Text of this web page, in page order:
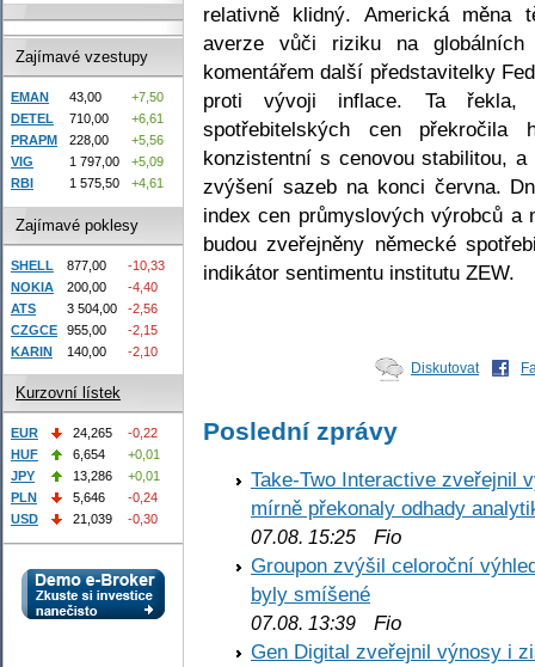
relativně klidný. Americká měna
averze vůči riziku na
komentářem další představitelky
proti vývoji inflace. Ta řekla,
spotřebitelských cen
konzistentní s cenovou stabilitou,
zvýšení sazeb na konci června.
index cen průmyslových výrobců a
budou zveřejněny německé
indikátor sentimentu institutu ZEW.
Diskutovat
Poslední zprávy
Take-Two Interactive zveřejnil
mírně překonaly odhady
07.08. 15:25 Fio
Groupon zvýšil celoroční
byly smíšené
07.08. 13:39 Fio
Gen Digital zveřejnil výnosy i
Zajímavé vzestupy
EMAN 43,00
+7,50
DETEL
710,00
+6,61
PRAPM
228,00
+5,56
VIG
1 797,00
+5,09
RBI
1 575,50 +4,61
Zajímavé poklesy
SHELL 877,00
-10,33
NOKIA
200,00
-4,40
ATS
3 504,00
-2,56
CZGCE
955,00
-2,15
KARIN
140,00 -2,10
Kurzovní lístek
EUR 24,265
-0,22
HUF
6,654
+0,01
JPY
13,286
+0,01
PLN
5,646
-0,24
USD
21,039 -0,30